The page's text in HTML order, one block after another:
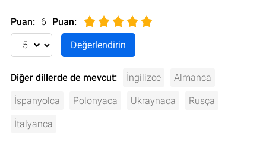
Puan: 6 Puan:
Diğer dillerde de mevcut: İngilizce Almanca
İspanyolca Polonyaca Ukraynaca Rusça
İtalyanca